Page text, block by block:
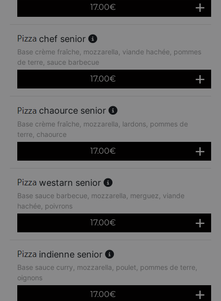
17.00€
chef senior
Base crème fraîche, mozzarella, viande hachée, pommes
de terre, sauce barbecue
17.00€
chaource senior
Base crème fraîche, mozzarella, lardons, pommes de
terre, chaource
17.00€
westarn senior
Base sauce barbecue, mozzarella, merguez, viande
hachée, poivrons
17.00€
indienne senior
Base sauce curry, mozzarella, poulet, pommes de terre,
oignons
17.00€